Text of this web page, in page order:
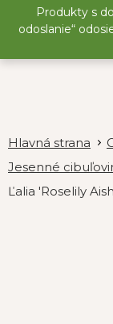
Produkty s
odoslanie“
Jesenné
Ľalia 'Roselily